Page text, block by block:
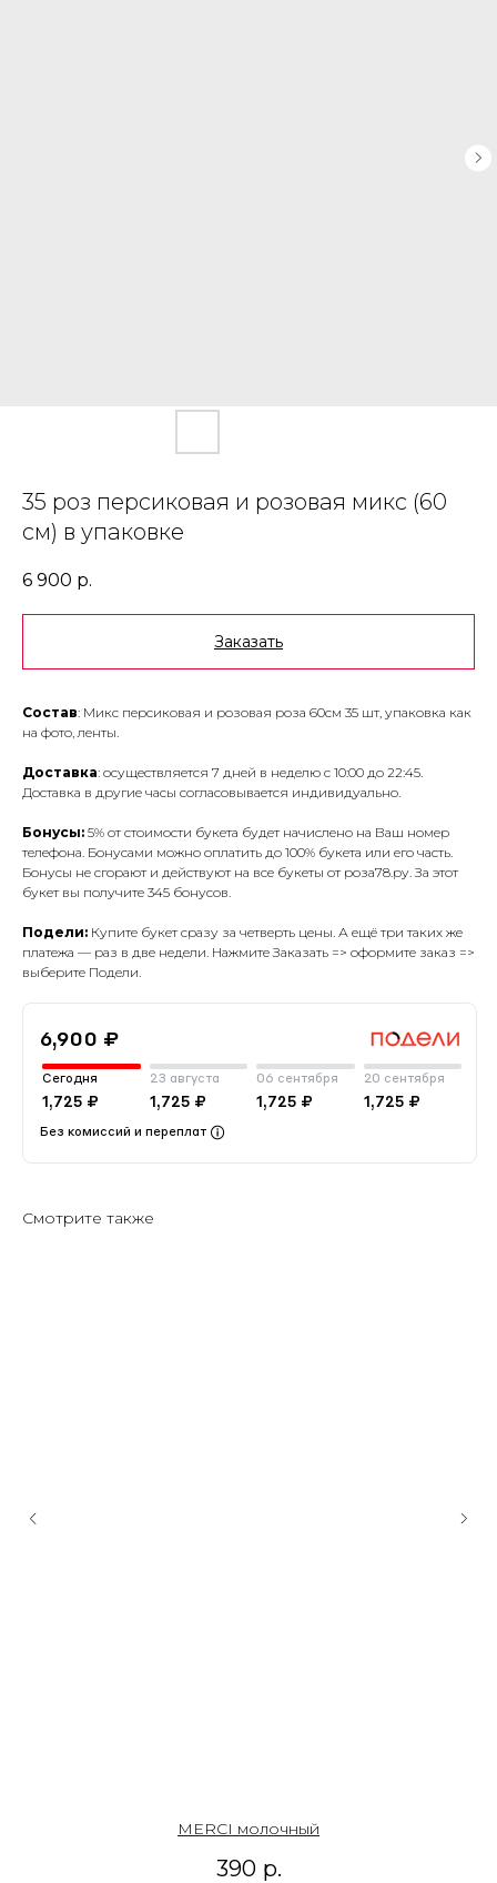
35 роз персиковая и розовая микс (60
см) в упаковке
6 900 р.
Заказать
Состав: Микс персиковая и розовая роза 60см 35 шт, упаковка как
на фото, ленты.
Доставка: осуществляется 7 дней в неделю с 10:00 до 22:45.
Доставка в другие часы согласовывается индивидуально.
Бонусы: 5% от стоимости букета будет начислено на Ваш номер
телефона. Бонусами можно оплатить до 100% букета или его часть.
Бонусы не сгорают и действуют на все букеты от роза78.ру. За этот
букет вы получите 345 бонусов.
Подели: Купите букет сразу за четверть цены. А ещё три таких же
платежа — раз в две недели. Нажмите Заказать => оформите заказ =>
выберите Подели.
6,900 ₽
Сегодня
1,725 ₽
23 августа
1,725 ₽
06 сентября
1,725 ₽
20 сентября
1,725 ₽
Без комиссий и переплат
Смотрите также
MERCI молочный
390 р.